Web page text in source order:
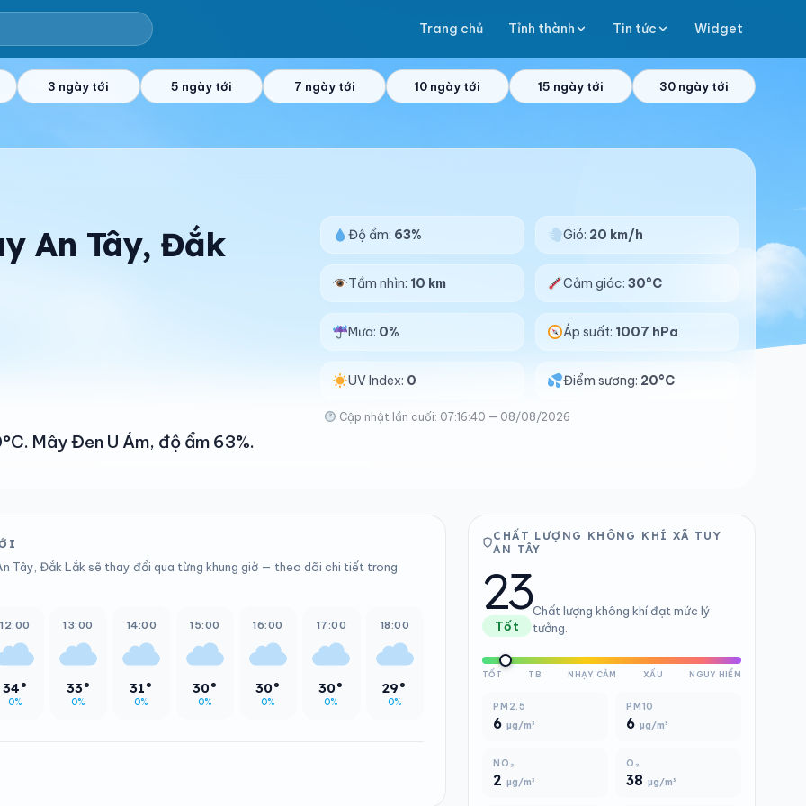
Trang chủ Tỉnh thành Tin tức Widget
3 ngày tới 5 ngày tới 7 ngày tới 10 ngày tới 15 ngày tới 30 ngày tới
An Tây, Đắk
Mây Đen U Ám, độ ẩm 63%.
Độ ẩm: 63% Gió: 20 km/h
Tầm nhìn: 10 km Cảm giác: 30°C
Mưa: 0% Áp suất: 1007 hPa
UV Index: 0 Điểm sương: 20°C
Cập nhật lần cuối: 07:16:40 — 08/08/2026
Tây, Đắk Lắk sẽ thay đổi qua từng khung giờ — theo dõi chi tiết trong
12:00
34°
0%
13:00
33°
0%
14:00
31°
0%
15:00
30°
0%
16:00
30°
0%
17:00
30°
0%
18:00
29°
0%
CHẤT LƯỢNG KHÔNG KHÍ XÃ TUY
AN TÂY
23
Tốt
Chất lượng không khí đạt mức lý
tưởng.
TỐT TB NHẠY CẢM XẤU NGUY HIỂM
PM2.5
6 µg/m³
PM10
6 µg/m³
NO₂
2 µg/m³
O₃
38 µg/m³